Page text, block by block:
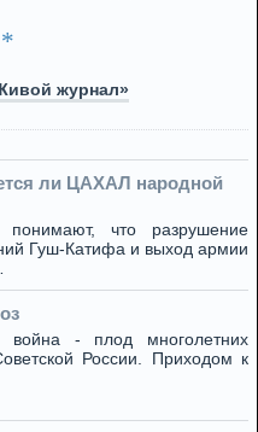
журнал»
ли ЦАХАЛ народной
что разрушение
Гуш-Катифа и выход армии
война - плод многолетних
России. Приходом к